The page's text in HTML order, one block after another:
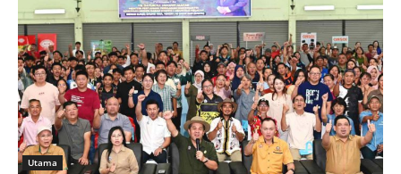
Utama